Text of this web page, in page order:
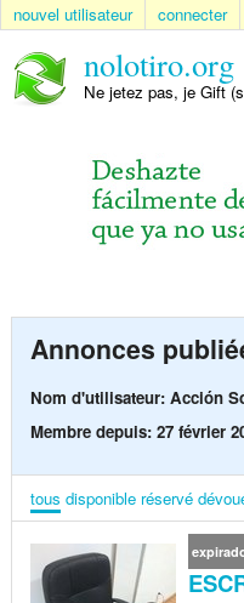
nouvel utilisateur connecter
nolotiro.org
Ne jetez pas, je Gift
Annonces
Nom d'utilisateur: Acción
Membre depuis: 27 février
tous disponible réservé